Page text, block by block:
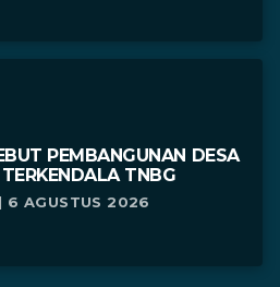
PEMBANGUNAN DESA
TNBG
6 AGUSTUS 2026